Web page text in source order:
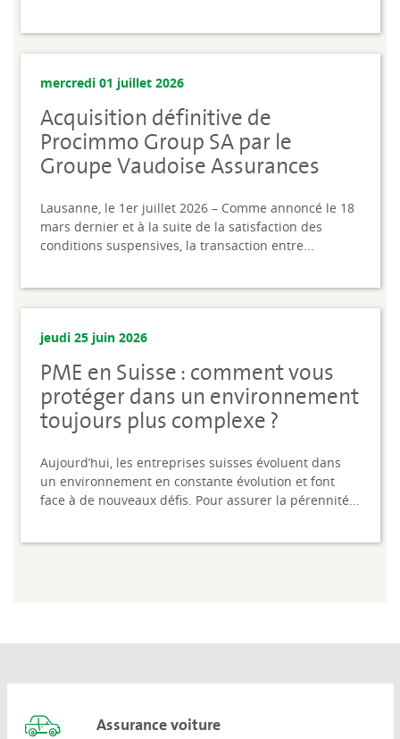
mercredi 01 juillet 2026
Acquisition définitive de
Procimmo Group SA par le
Groupe Vaudoise Assurances
Lausanne, le 1er juillet 2026 – Comme annoncé le 18
mars dernier et à la suite de la satisfaction des
conditions suspensives, la transaction entre...
jeudi 25 juin 2026
PME en Suisse : comment vous
protéger dans un environnement
toujours plus complexe ?
Aujourd’hui, les entreprises suisses évoluent dans
un environnement en constante évolution et font
face à de nouveaux défis. Pour assurer la pérennité...
Assurance voiture